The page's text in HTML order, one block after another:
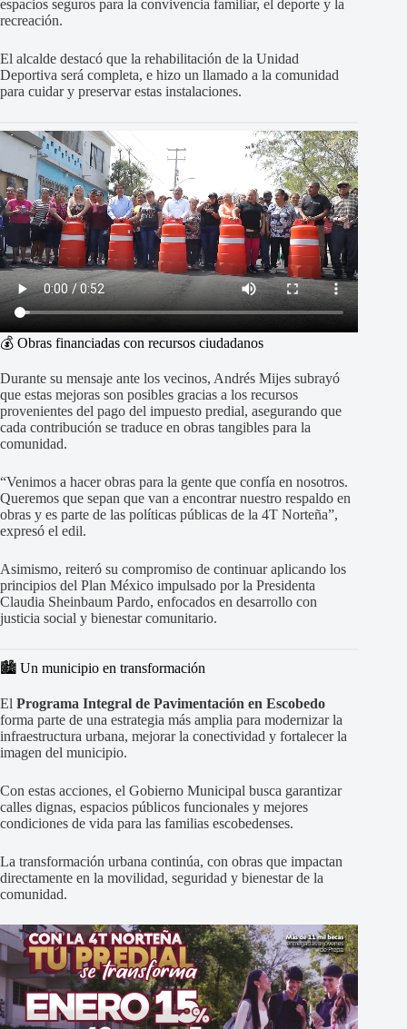
espacios seguros para la convivencia familiar, el deporte y la
recreación.
El alcalde destacó que la rehabilitación de la Unidad
Deportiva será completa, e hizo un llamado a la comunidad
para cuidar y preservar estas instalaciones.
💰 Obras financiadas con recursos ciudadanos
Durante su mensaje ante los vecinos, Andrés Mijes subrayó
que estas mejoras son posibles gracias a los recursos
provenientes del pago del impuesto predial, asegurando que
cada contribución se traduce en obras tangibles para la
comunidad.
“Venimos a hacer obras para la gente que confía en nosotros.
Queremos que sepan que van a encontrar nuestro respaldo en
obras y es parte de las políticas públicas de la 4T Norteña”,
expresó el edil.
Asimismo, reiteró su compromiso de continuar aplicando los
principios del Plan México impulsado por la Presidenta
Claudia Sheinbaum Pardo, enfocados en desarrollo con
justicia social y bienestar comunitario.
🏙️ Un municipio en transformación
El Programa Integral de Pavimentación en Escobedo
forma parte de una estrategia más amplia para modernizar la
infraestructura urbana, mejorar la conectividad y fortalecer la
imagen del municipio.
Con estas acciones, el Gobierno Municipal busca garantizar
calles dignas, espacios públicos funcionales y mejores
condiciones de vida para las familias escobedenses.
La transformación urbana continúa, con obras que impactan
directamente en la movilidad, seguridad y bienestar de la
comunidad.